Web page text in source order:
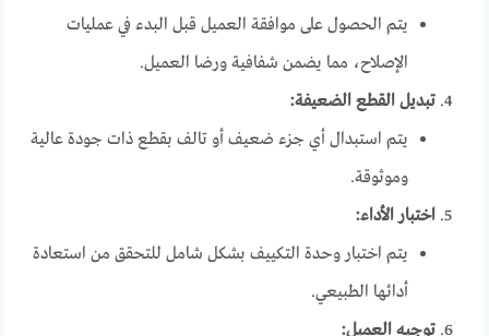
يتم الحصول على موافقة العميل قبل البدء في عمليات
الإصلاح، مما يضمن شفافية ورضا العميل.
تبديل القطع الضعيفة:
يتم استبدال أي جزء ضعيف أو تالف بقطع ذات جودة عالية
وموثوقة.
اختبار الأداء:
يتم اختبار وحدة التكييف بشكل شامل للتحقق من استعادة
أدائها الطبيعي.
توجيه العميل: